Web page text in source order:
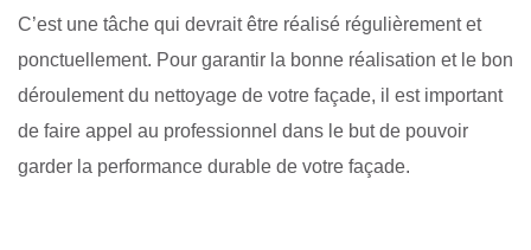
C’est une tâche qui devrait être réalisé régulièrement et
ponctuellement. Pour garantir la bonne réalisation et le bon
déroulement du nettoyage de votre façade, il est important
de faire appel au professionnel dans le but de pouvoir
garder la performance durable de votre façade.